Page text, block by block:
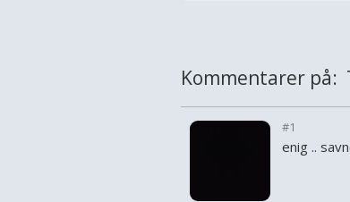
Kommentarer på:
#1
enig ..